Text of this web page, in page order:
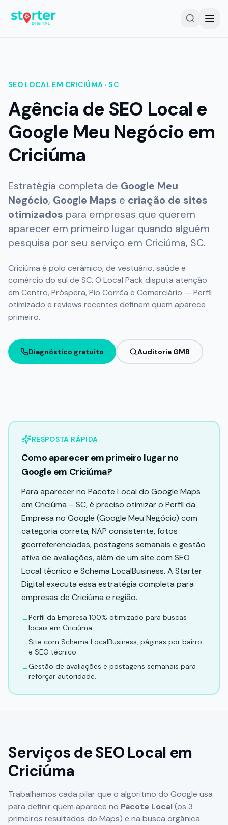
Auditoria Google Meu Negócio
SEO Local
Criação de Sites
Cases e Resultados
Comparativo de Soluções
Ganhar Seguidores no Instagram
GBP Check - Gerenciador de Perfis
APRENDA
Central de Conhecimento
Guia de Otimização - Método 3C
SEO LOCAL EM CRICIÚMA · SC
Agência de SEO Local e
Google Meu Negócio em
Criciúma
Estratégia completa de Google Meu
Negócio, Google Maps e criação de sites
otimizados para empresas que querem
aparecer em primeiro lugar quando alguém
pesquisa por seu serviço em Criciúma, SC.
Criciúma é polo cerâmico, de vestuário, saúde e
comércio do sul de SC. O Local Pack disputa atenção
em Centro, Próspera, Pio Corrêa e Comerciário — Perfil
otimizado e reviews recentes definem quem aparece
primeiro.
Diagnóstico gratuito Auditoria GMB
RESPOSTA RÁPIDA
Como aparecer em primeiro lugar no
Google em Criciúma?
Para aparecer no Pacote Local do Google Maps
em Criciúma – SC, é preciso otimizar o Perfil da
Empresa no Google (Google Meu Negócio) com
categoria correta, NAP consistente, fotos
georreferenciadas, postagens semanais e gestão
ativa de avaliações, além de um site com SEO
Local técnico e Schema LocalBusiness. A Starter
Digital executa essa estratégia completa para
empresas de Criciúma e região.
→Perfil da Empresa 100% otimizado para buscas
locais em Criciúma.
→Site com Schema LocalBusiness, páginas por bairro
e SEO técnico.
→Gestão de avaliações e postagens semanais para
reforçar autoridade.
Serviços de SEO Local em
Criciúma
Trabalhamos cada pilar que o algoritmo do Google usa
para definir quem aparece no Pacote Local(os 3
primeiros resultados do Maps) e na busca orgânica